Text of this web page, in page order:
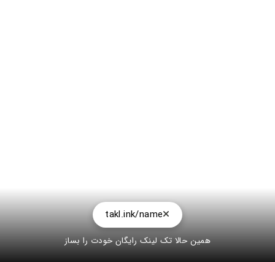
takl.ink/name
همین حالا تک لینک رایگان خودت را بساز